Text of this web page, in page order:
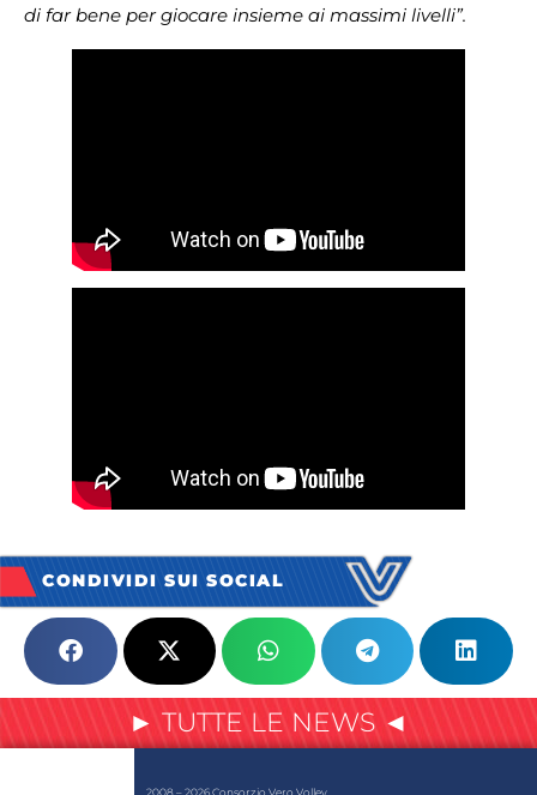
di far bene per giocare insieme ai massimi livelli”.
CONDIVIDI SUI SOCIAL
► TUTTE LE NEWS ◄
2008 – 2026 Consorzio Vero Volley